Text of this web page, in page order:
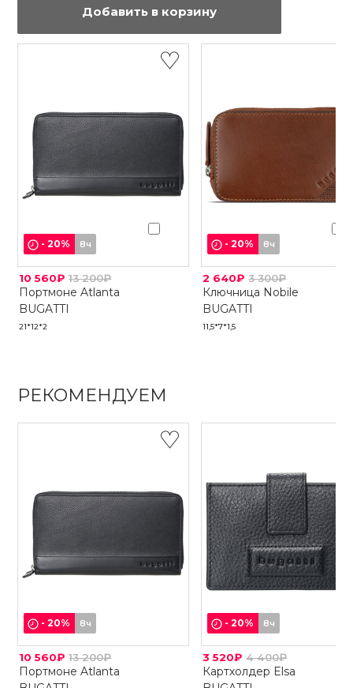
Добавить в корзину
-20% 8ч
10 560₽ 13 200₽
Портмоне Atlanta
BUGATTI
21*12*2
-20% 8ч
2 640₽ 3 300₽
Ключница Nobile
BUGATTI
11,5*7*1,5
РЕКОМЕНДУЕМ
-20% 8ч
10 560₽ 13 200₽
Портмоне Atlanta
-20% 8ч
3 520₽ 4 400₽
Картхолдер Elsa